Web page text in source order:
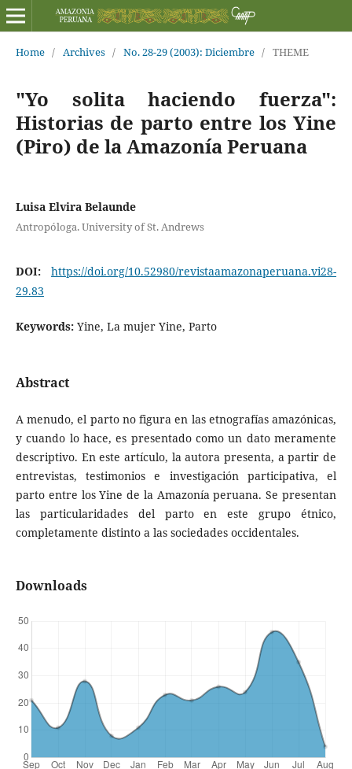
Home / Archives / No. 28-29 (2003): Diciembre / THEME
"Yo solita haciendo fuerza":
Historias de parto entre los Yine
(Piro) de la Amazonía Peruana
Luisa Elvira Belaunde
Antropóloga. University of St. Andrews
DOI:https://doi.org/10.52980/revistaamazonaperuana.vi28-
29.83
Keywords: Yine, La mujer Yine, Parto
Abstract
A menudo, el parto no figura en las etnografías amazónicas,
y cuando lo hace, es presentado como un dato meramente
descriptivo. En este artículo, la autora presenta, a partir de
entrevistas, testimonios e investigación participativa, el
parto entre los Yine de la Amazonía peruana. Se presentan
las particularidades del parto en este grupo étnico,
completamente distinto a las sociedades occidentales.
Downloads